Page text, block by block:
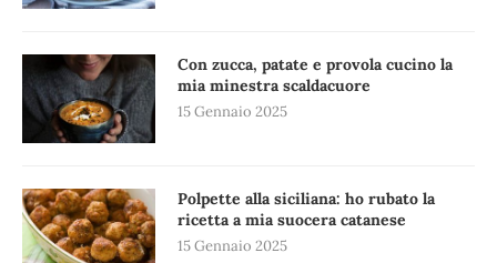
Con zucca, patate e provola cucino la
mia minestra scaldacuore
15 Gennaio 2025
Polpette alla siciliana: ho rubato la
ricetta a mia suocera catanese
15 Gennaio 2025